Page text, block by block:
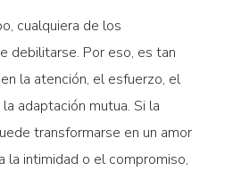
cualquiera de los
debilitarse. Por eso, es tan
la atención, el esfuerzo, el
adaptación mutua. Si la
transformarse en un amor
la intimidad o el compromiso,